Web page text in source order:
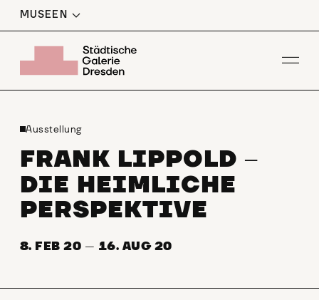
MUSEEN
Ausstellung
FRANK LIPPOLD –
DIE HEIMLICHE
PERSPEKTIVE
8. FEB 20 — 16. AUG 20